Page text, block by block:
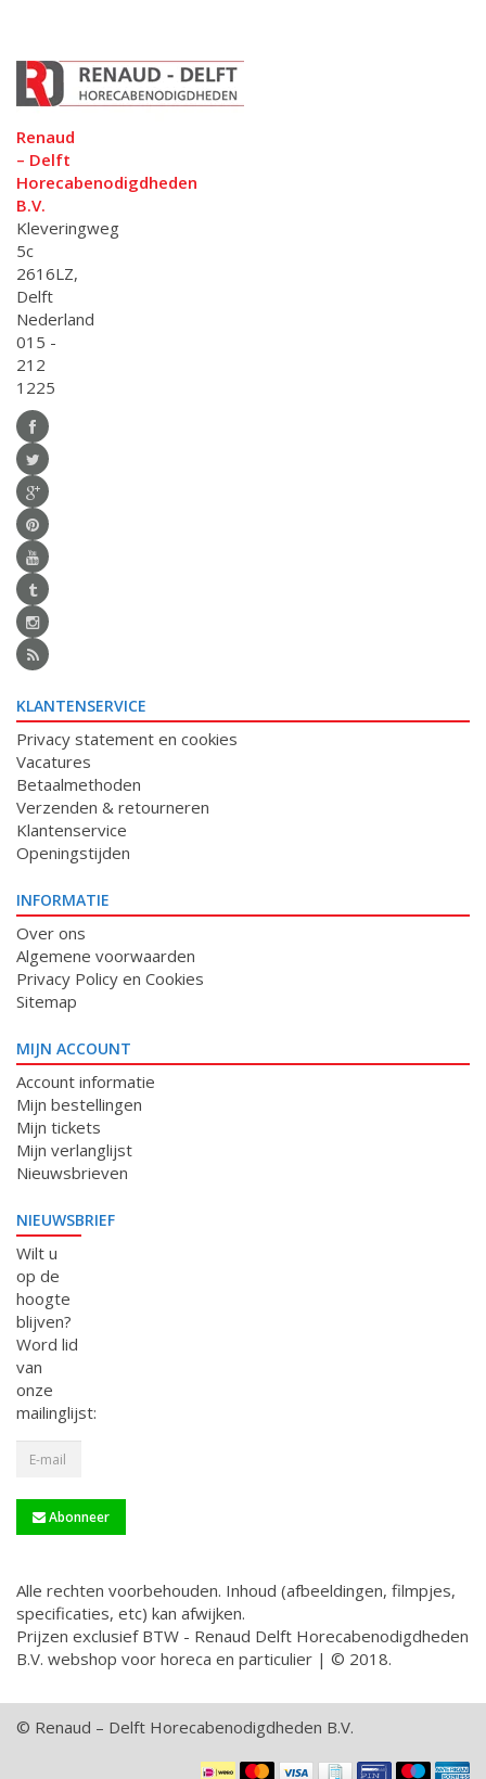
Renaud
– Delft
Horecabenodigdheden
B.V.
Kleveringweg
5c
2616LZ,
Delft
Nederland
015 -
212
1225
KLANTENSERVICE
Privacy statement en cookies
Vacatures
Betaalmethoden
Verzenden & retourneren
Klantenservice
Openingstijden
INFORMATIE
Over ons
Algemene voorwaarden
Privacy Policy en Cookies
Sitemap
MIJN ACCOUNT
Account informatie
Mijn bestellingen
Mijn tickets
Mijn verlanglijst
Nieuwsbrieven
NIEUWSBRIEF
Wilt u
op de
hoogte
blijven?
Word lid
van
onze
mailinglijst:
Abonneer
Alle rechten voorbehouden. Inhoud (afbeeldingen, filmpjes,
specificaties, etc) kan afwijken.
Prijzen exclusief BTW - Renaud Delft Horecabenodigdheden
B.V. webshop voor horeca en particulier | © 2018.
© Renaud – Delft Horecabenodigdheden B.V.